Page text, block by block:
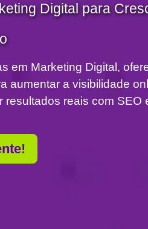
Digital para
em Marketing Digital,
aumentar a visibilidade
resultados reais com SEO